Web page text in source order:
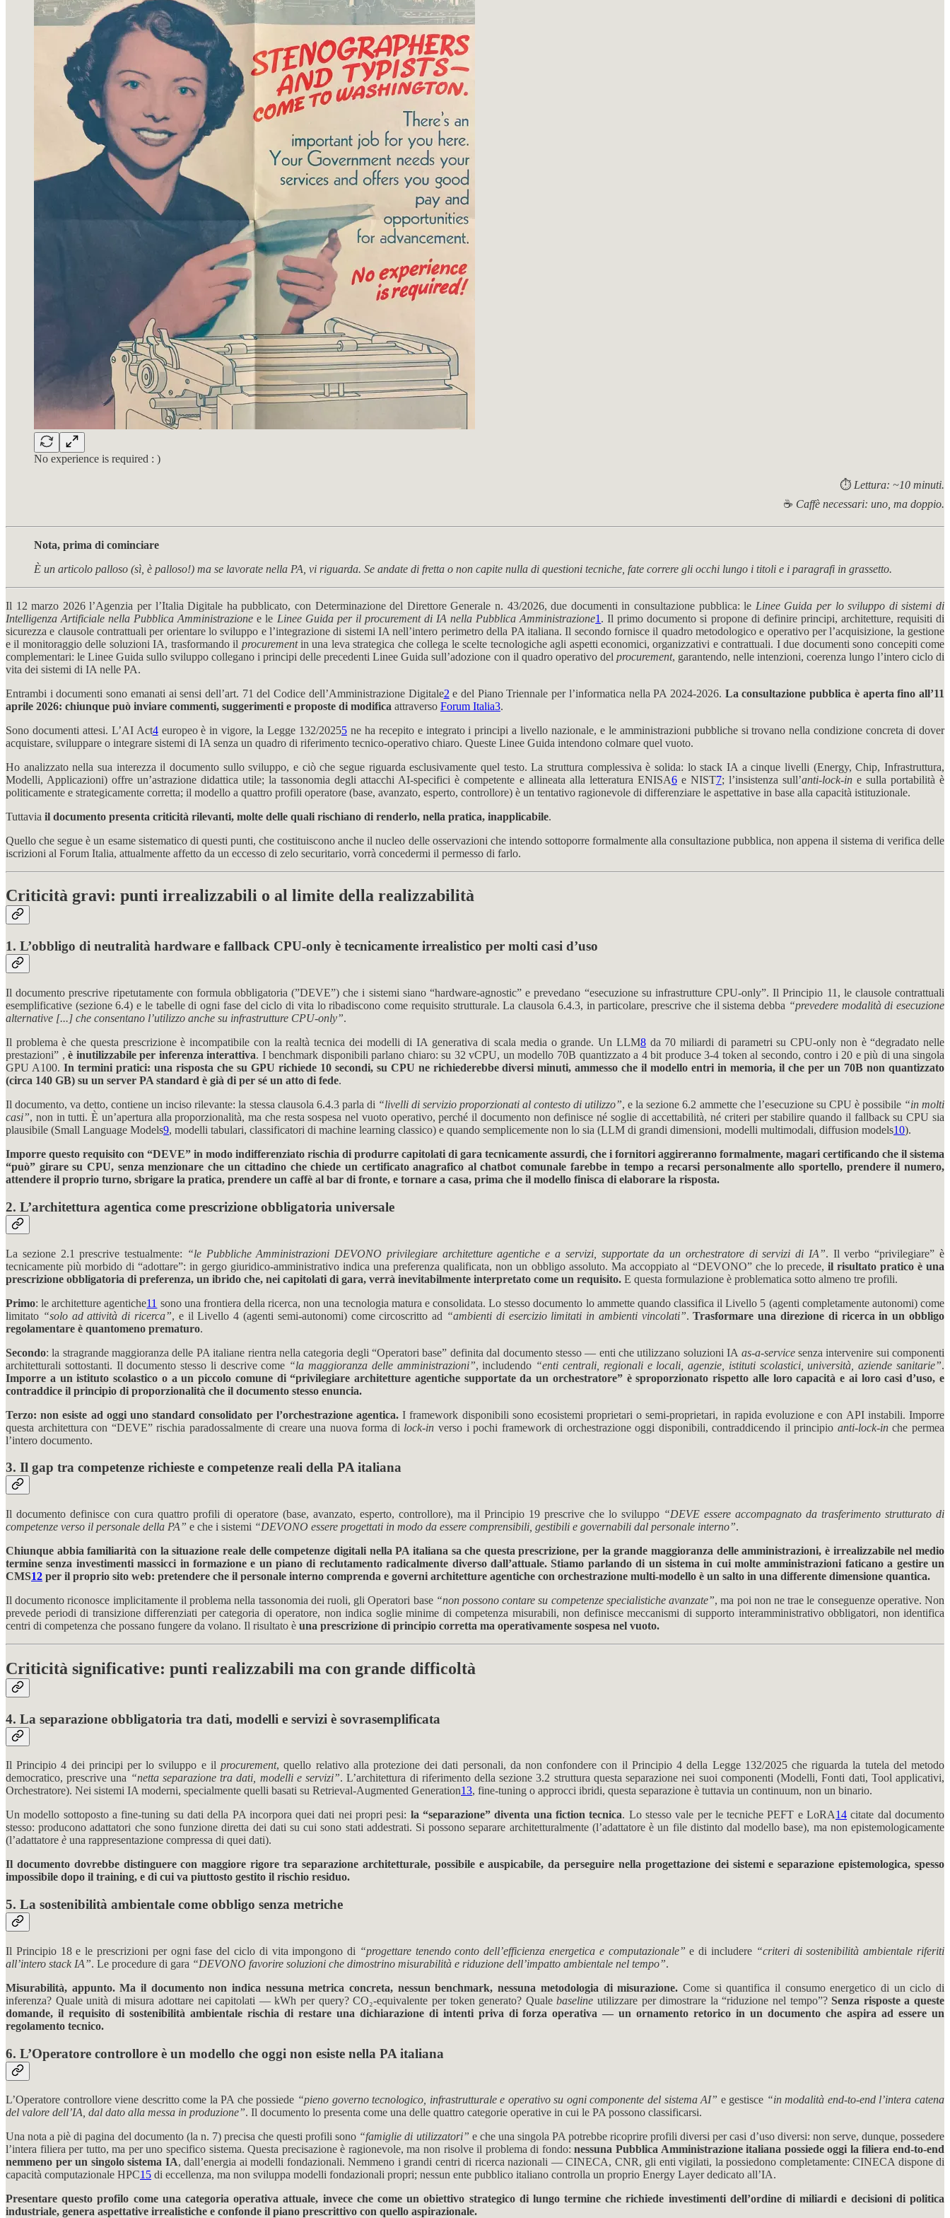
No experience is required : )
⏱️ Lettura: ~10 minuti.
☕ Caffè necessari: uno, ma doppio.
Nota, prima di cominciare
È un articolo palloso (sì, è palloso!) ma se lavorate nella PA, vi riguarda. Se andate di fretta o non capite nulla di questioni tecniche, fate correre gli occhi lungo i titoli e i paragrafi in grassetto.
Il 12 marzo 2026 l’Agenzia per l’Italia Digitale ha pubblicato, con Determinazione del Direttore Generale n. 43/2026, due documenti in consultazione pubblica: le Linee Guida per lo sviluppo di sistemi di
Intelligenza Artificiale nella Pubblica Amministrazione e le Linee Guida per il procurement di IA nella Pubblica Amministrazione1 . Il primo documento si propone di definire principi, architetture, requisiti di
sicurezza e clausole contrattuali per orientare lo sviluppo e l’integrazione di sistemi IA nell’intero perimetro della PA italiana. Il secondo fornisce il quadro metodologico e operativo per l’acquisizione, la gestione
e il monitoraggio delle soluzioni IA, trasformando il procurementin una leva strategica che collega le scelte tecnologiche agli aspetti economici, organizzativi e contrattuali. I due documenti sono concepiti come
complementari: le Linee Guida sullo sviluppo collegano i principi delle precedenti Linee Guida sull’adozione con il quadro operativo del procurement, garantendo, nelle intenzioni, coerenza lungo l’intero ciclo di
vita dei sistemi di IA nelle PA.
Entrambi i documenti sono emanati ai sensi dell’art. 71 del Codice dell’Amministrazione Digitale2 e del Piano Triennale per l’informatica nella PA 2024-2026. La consultazione pubblica è aperta fino all’11
aprile 2026: chiunque può inviare commenti, suggerimenti e proposte di modifica attraverso Forum Italia3.
Sono documenti attesi. L’AI Act4europeo è in vigore, la Legge 132/20255ne ha recepito e integrato i principi a livello nazionale, e le amministrazioni pubbliche si trovano nella condizione concreta di dover
acquistare, sviluppare o integrare sistemi di IA senza un quadro di riferimento tecnico-operativo chiaro. Queste Linee Guida intendono colmare quel vuoto.
Ho analizzato nella sua interezza il documento sullo sviluppo, e ciò che segue riguarda esclusivamente quel testo. La struttura complessiva è solida: lo stack IA a cinque livelli (Energy, Chip, Infrastruttura,
Modelli, Applicazioni) offre un’astrazione didattica utile; la tassonomia degli attacchi AI-specifici è competente e allineata alla letteratura ENISA6e NIST7; l’insistenza sull’anti-lock-ine sulla portabilità è
politicamente e strategicamente corretta; il modello a quattro profili operatore (base, avanzato, esperto, controllore) è un tentativo ragionevole di differenziare le aspettative in base alla capacità istituzionale.
Tuttavia il documento presenta criticità rilevanti, molte delle quali rischiano di renderlo, nella pratica, inapplicabile.
Quello che segue è un esame sistematico di questi punti, che costituiscono anche il nucleo delle osservazioni che intendo sottoporre formalmente alla consultazione pubblica, non appena il sistema di verifica delle
iscrizioni al Forum Italia, attualmente affetto da un eccesso di zelo securitario, vorrà concedermi il permesso di farlo.
Criticità gravi: punti irrealizzabili o al limite della realizzabilità
1. L’obbligo di neutralità hardware e fallback CPU-only è tecnicamente irrealistico per molti casi d’uso
Il documento prescrive ripetutamente con formula obbligatoria (”DEVE”) che i sistemi siano “hardware-agnostic” e prevedano “esecuzione su infrastrutture CPU-only”. Il Principio 11, le clausole contrattuali
esemplificative (sezione 6.4) e le tabelle di ogni fase del ciclo di vita lo ribadiscono come requisito strutturale. La clausola 6.4.3, in particolare, prescrive che il sistema debba “prevedere modalità di esecuzione
alternative [...] che consentano l’utilizzo anche su infrastrutture CPU-only”.
Il problema è che questa prescrizione è incompatibile con la realtà tecnica dei modelli di IA generativa di scala media o grande. Un LLM8da 70 miliardi di parametri su CPU-only non è “degradato nelle
prestazioni” ,è inutilizzabile per inferenza interattiva. I benchmark disponibili parlano chiaro: su 32 vCPU, un modello 70B quantizzato a 4 bit produce 3-4 token al secondo, contro i 20 e più di una singola
GPU A100. In termini pratici: una risposta che su GPU richiede 10 secondi, su CPU ne richiederebbe diversi minuti, ammesso che il modello entri in memoria, il che per un 70B non quantizzato
(circa 140 GB) su un server PA standard è già di per sé un atto di fede.
Il documento, va detto, contiene un inciso rilevante: la stessa clausola 6.4.3 parla di “livelli di servizio proporzionati al contesto di utilizzo”, e la sezione 6.2 ammette che l’esecuzione su CPU è possibile “in molti
casi”, non in tutti. È un’apertura alla proporzionalità, ma che resta sospesa nel vuoto operativo, perché il documento non definisce né soglie di accettabilità, né criteri per stabilire quando il fallback su CPU sia
plausibile (Small Language Models9, modelli tabulari, classificatori di machine learning classico) e quando semplicemente non lo sia (LLM di grandi dimensioni, modelli multimodali, diffusion models10).
Imporre questo requisito con “DEVE” in modo indifferenziato rischia di produrre capitolati di gara tecnicamente assurdi, che i fornitori aggireranno formalmente, magari certificando che il sistema
“può” girare su CPU, senza menzionare che un cittadino che chiede un certificato anagrafico al chatbot comunale farebbe in tempo a recarsi personalmente allo sportello, prendere il numero,
attendere il proprio turno, sbrigare la pratica, prendere un caffè al bar di fronte, e tornare a casa, prima che il modello finisca di elaborare la risposta.
2. L’architettura agentica come prescrizione obbligatoria universale
La sezione 2.1 prescrive testualmente: “le Pubbliche Amministrazioni DEVONO privilegiare architetture agentiche e a servizi, supportate da un orchestratore di servizi di IA”. Il verbo “privilegiare” è
tecnicamente più morbido di “adottare”: in gergo giuridico-amministrativo indica una preferenza qualificata, non un obbligo assoluto. Ma accoppiato al “DEVONO” che lo precede, il risultato pratico è una
prescrizione obbligatoria di preferenza, un ibrido che, nei capitolati di gara, verrà inevitabilmente interpretato come un requisito. E questa formulazione è problematica sotto almeno tre profili.
Primo: le architetture agentiche11 sono una frontiera della ricerca, non una tecnologia matura e consolidata. Lo stesso documento lo ammette quando classifica il Livello 5 (agenti completamente autonomi) come
limitato “solo ad attività di ricerca”, e il Livello 4 (agenti semi-autonomi) come circoscritto ad “ambienti di esercizio limitati in ambienti vincolati”.Trasformare una direzione di ricerca in un obbligo
regolamentare è quantomeno prematuro.
Secondo: la stragrande maggioranza delle PA italiane rientra nella categoria degli “Operatori base” definita dal documento stesso — enti che utilizzano soluzioni IA as-a-servicesenza intervenire sui componenti
architetturali sottostanti. Il documento stesso li descrive come “la maggioranza delle amministrazioni”, includendo “enti centrali, regionali e locali, agenzie, istituti scolastici, università, aziende sanitarie”.
Imporre a un istituto scolastico o a un piccolo comune di “privilegiare architetture agentiche supportate da un orchestratore” è sproporzionato rispetto alle loro capacità e ai loro casi d’uso, e
contraddice il principio di proporzionalità che il documento stesso enuncia.
Terzo: non esiste ad oggi uno standard consolidato per l’orchestrazione agentica.I framework disponibili sono ecosistemi proprietari o semi-proprietari, in rapida evoluzione e con API instabili. Imporre
questa architettura con “DEVE” rischia paradossalmente di creare una nuova forma di lock-in verso i pochi framework di orchestrazione oggi disponibili, contraddicendo il principio anti-lock-inche permea
l’intero documento.
3. Il gap tra competenze richieste e competenze reali della PA italiana
Il documento definisce con cura quattro profili di operatore (base, avanzato, esperto, controllore), ma il Principio 19 prescrive che lo sviluppo “DEVE essere accompagnato da trasferimento strutturato di
competenze verso il personale della PA” e che i sistemi “DEVONO essere progettati in modo da essere comprensibili, gestibili e governabili dal personale interno”.
Chiunque abbia familiarità con la situazione reale delle competenze digitali nella PA italiana sa che questa prescrizione, per la grande maggioranza delle amministrazioni, è irrealizzabile nel medio
termine senza investimenti massicci in formazione e un piano di reclutamento radicalmente diverso dall’attuale. Stiamo parlando di un sistema in cui molte amministrazioni faticano a gestire un
CMS12 per il proprio sito web: pretendere che il personale interno comprenda e governi architetture agentiche con orchestrazione multi-modello è un salto in una differente dimensione quantica.
Il documento riconosce implicitamente il problema nella tassonomia dei ruoli, gli Operatori base “non possono contare su competenze specialistiche avanzate”, ma poi non ne trae le conseguenze operative. Non
prevede periodi di transizione differenziati per categoria di operatore, non indica soglie minime di competenza misurabili, non definisce meccanismi di supporto interamministrativo obbligatori, non identifica
centri di competenza che possano fungere da volano. Il risultato è una prescrizione di principio corretta ma operativamente sospesa nel vuoto.
Criticità significative: punti realizzabili ma con grande difficoltà
4. La separazione obbligatoria tra dati, modelli e servizi è sovrasemplificata
Il Principio 4 dei principi per lo sviluppo e ilprocurement, quello relativo alla protezione dei dati personali, da non confondere con il Principio 4 della Legge 132/2025 che riguarda la tutela del metodo
democratico, prescrive una “netta separazione tra dati, modelli e servizi”. L’architettura di riferimento della sezione 3.2 struttura questa separazione nei suoi componenti (Modelli, Fonti dati, Tool applicativi,
Orchestratore). Nei sistemi IA moderni, specialmente quelli basati su Retrieval-Augmented Generation13, fine-tuning o approcci ibridi, questa separazione è tuttavia un continuum, non un binario.
Un modello sottoposto a fine-tuning su dati della PA incorpora quei dati nei propri pesi: la “separazione” diventa una fiction tecnica. Lo stesso vale per le tecniche PEFT e LoRA14 citate dal documento
stesso: producono adattatori che sono funzione diretta dei dati su cui sono stati addestrati. Si possono separare architetturalmente (l’adattatore è un file distinto dal modello base), ma non epistemologicamente
(l’adattatore è una rappresentazione compressa di quei dati).
Il documento dovrebbe distinguere con maggiore rigore tra separazione architetturale, possibile e auspicabile, da perseguire nella progettazione dei sistemi e separazione epistemologica, spesso
impossibile dopo il training, e di cui va piuttosto gestito il rischio residuo.
5. La sostenibilità ambientale come obbligo senza metriche
Il Principio 18 e le prescrizioni per ogni fase del ciclo di vita impongono di “progettare tenendo conto dell’efficienza energetica e computazionale” e di includere “criteri di sostenibilità ambientale riferiti
all’intero stack IA”. Le procedure di gara “DEVONO favorire soluzioni che dimostrino misurabilità e riduzione dell’impatto ambientale nel tempo”.
Misurabilità, appunto. Ma il documento non indica nessuna metrica concreta, nessun benchmark, nessuna metodologia di misurazione. Come si quantifica il consumo energetico di un ciclo di
inferenza? Quale unità di misura adottare nei capitolati — kWh per query? CO₂-equivalente per token generato? Qualebaseline utilizzare per dimostrare la “riduzione nel tempo”?Senza risposte a queste
domande, il requisito di sostenibilità ambientale rischia di restare una dichiarazione di intenti priva di forza operativa — un ornamento retorico in un documento che aspira ad essere un
regolamento tecnico.
6. L’Operatore controllore è un modello che oggi non esiste nella PA italiana
L’Operatore controllore viene descritto come la PA che possiede “pieno governo tecnologico, infrastrutturale e operativo su ogni componente del sistema AI” e gestisce “in modalità end-to-end l’intera catena
del valore dell’IA, dal dato alla messa in produzione”. Il documento lo presenta come una delle quattro categorie operative in cui le PA possono classificarsi.
Una nota a piè di pagina del documento (la n. 7) precisa che questi profili sono “famiglie di utilizzatori” e che una singola PA potrebbe ricoprire profili diversi per casi d’uso diversi: non serve, dunque, possedere
l’intera filiera per tutto, ma per uno specifico sistema. Questa precisazione è ragionevole, ma non risolve il problema di fondo:nessuna Pubblica Amministrazione italiana possiede oggi la filiera end-to-end
nemmeno per un singolo sistema IA, dall’energia ai modelli fondazionali. Nemmeno i grandi centri di ricerca nazionali — CINECA, CNR, gli enti vigilati, la possiedono completamente: CINECA dispone di
capacità computazionale HPC15 di eccellenza, ma non sviluppa modelli fondazionali propri; nessun ente pubblico italiano controlla un proprio Energy Layer dedicato all’IA.
Presentare questo profilo come una categoria operativa attuale, invece che come un obiettivo strategico di lungo termine che richiede investimenti dell’ordine di miliardi e decisioni di politica
industriale, genera aspettative irrealistiche e confonde il piano prescrittivo con quello aspirazionale.